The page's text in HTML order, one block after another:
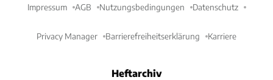
Impressum AGB Nutzungsbedingungen Datenschutz
Privacy Manager Barrierefreiheitserklärung Karriere
Heftarchiv